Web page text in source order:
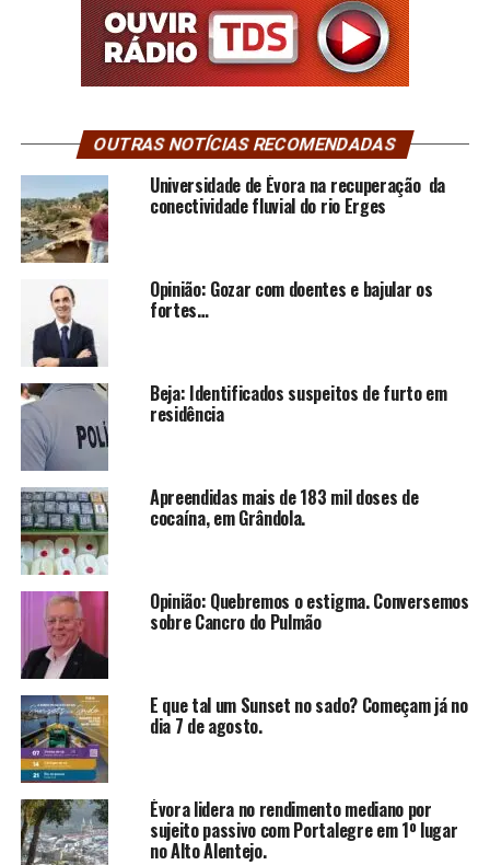
OUTRAS NOTÍCIAS RECOMENDADAS
Universidade de Évora na recuperação da
conectividade fluvial do rio Erges
Opinião: Gozar com doentes e bajular os
fortes…
Beja: Identificados suspeitos de furto em
residência
Apreendidas mais de 183 mil doses de
cocaína, em Grândola.
Opinião: Quebremos o estigma. Conversemos
sobre Cancro do Pulmão
E que tal um Sunset no sado? Começam já no
dia 7 de agosto.
Évora lidera no rendimento mediano por
sujeito passivo com Portalegre em 1º lugar
no Alto Alentejo.